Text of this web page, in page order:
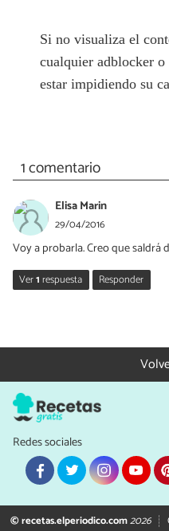
Si no visualiza el
cualquier adblocker o
estar impidiendo su
1 comentario
Elisa Marin
29/04/2016
Voy a probarla. Creo que saldrá
Ver1respuesta Responder
Hola Elisa!!! esperemos que
compartir el resultado final
Redes sociales
© recetas.elperiodico.com2026